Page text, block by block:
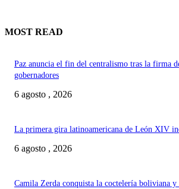
MOST READ
Paz anuncia el fin del centralismo tras la firma
gobernadores
6 agosto , 2026
La primera gira latinoamericana de León XIV
6 agosto , 2026
Camila Zerda conquista la coctelería boliviana